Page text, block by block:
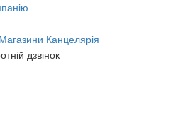
Магазини Канцелярія
дзвінок